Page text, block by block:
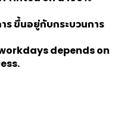
ร ขึ้นอยู่กับกระบวนการ
depends on